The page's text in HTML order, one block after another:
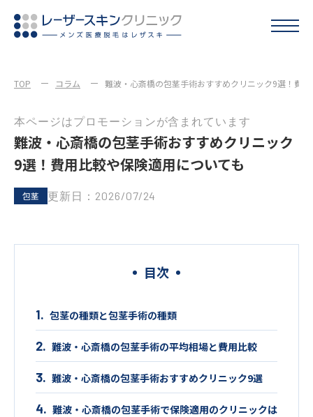
TOP コラム 難波・心斎橋の包茎手術おすすめクリニック9選！費
本ページはプロモーションが含まれています
難波・心斎橋の包茎手術おすすめクリニック
9選！費用比較や保険適用についても
包茎 更新日：2026/07/24
目次
包茎の種類と包茎手術の種類
難波・心斎橋の包茎手術の平均相場と費用比較
難波・心斎橋の包茎手術おすすめクリニック9選
難波・心斎橋の包茎手術で保険適用のクリニックは